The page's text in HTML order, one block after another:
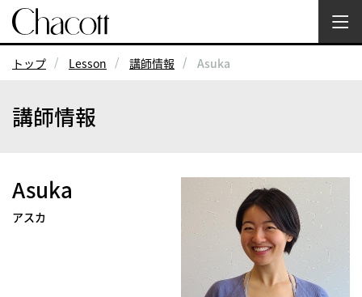
トップ Lesson 講師情報 Asuka
講師情報
Asuka
アスカ